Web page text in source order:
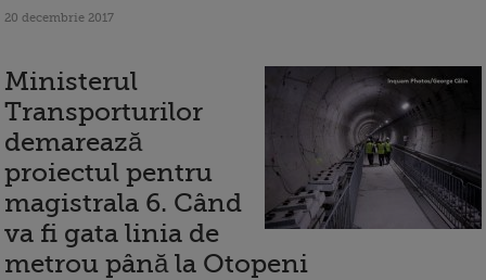
20 decembrie 2017
Ministerul
Transporturilor
demarează
proiectul pentru
magistrala 6. Când
va fi gata linia de
metrou până la Otopeni